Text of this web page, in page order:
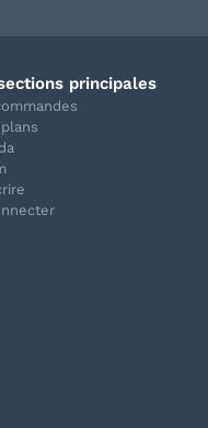
principales